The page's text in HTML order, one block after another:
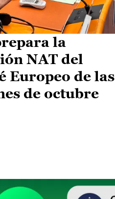
la
NAT del
Europeo de las
de octubre